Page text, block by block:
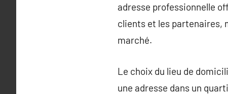
adresse professionnelle
clients et les partenaires,
marché.
Le choix du lieu de
une adresse dans un